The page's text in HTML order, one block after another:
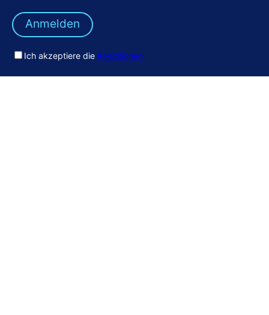
Ich akzeptiere die Konditionen